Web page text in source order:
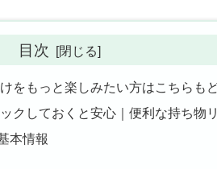
目次
をもっと楽しみたい方はこちらも
クしておくと安心｜便利な持ち物
本情報